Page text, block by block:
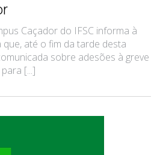
Caçador do IFSC informa à
até o fim da tarde desta
sobre adesões à greve
[...]